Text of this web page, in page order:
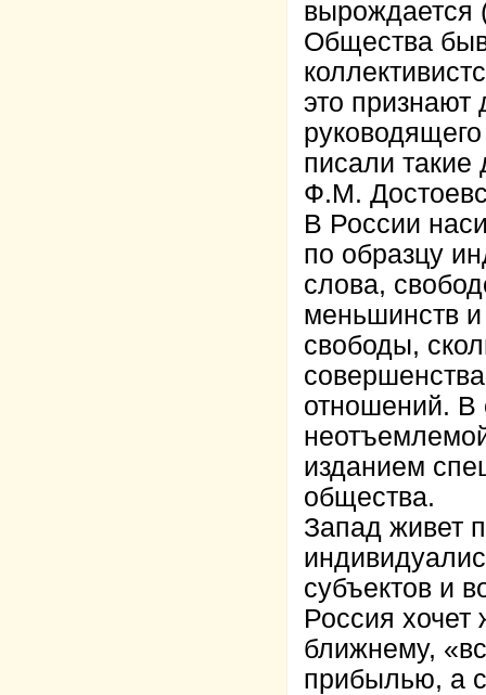
вырождается
Общества
это признают
писали такие
Ф.М.
В России
по образцу
слова,
меньшинств и
свободы,
отношений. В
изданием
общества.
Запад живет
субъектов и
Россия хочет
ближнему,
прибылью, а